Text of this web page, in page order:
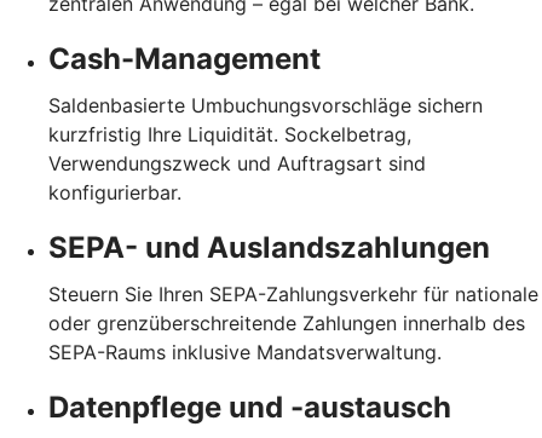
Cash-Management
Saldenbasierte Umbuchungsvorschläge sichern
kurzfristig Ihre Liquidität. Sockelbetrag,
Verwendungszweck und Auftragsart sind
konfigurierbar.
SEPA- und Auslandszahlungen
Steuern Sie Ihren SEPA-Zahlungsverkehr für nationale
oder grenzüberschreitende Zahlungen innerhalb des
SEPA-Raums inklusive Mandatsverwaltung.
Datenpflege und -austausch